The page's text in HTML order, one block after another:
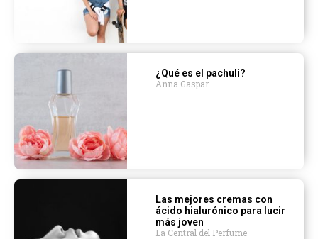
¿Qué es el pachuli?
Anna Gaspar
Las mejores cremas con
ácido hialurónico para lucir
más joven
La Central del Perfume